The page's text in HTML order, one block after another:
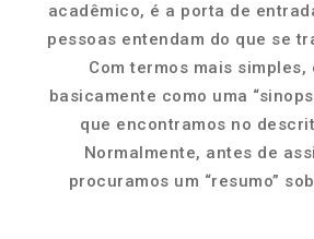
acadêmico, é a porta de
pessoas entendam do que se
Com termos mais
basicamente como uma
que encontramos no
Normalmente, antes de
procuramos um “resumo”